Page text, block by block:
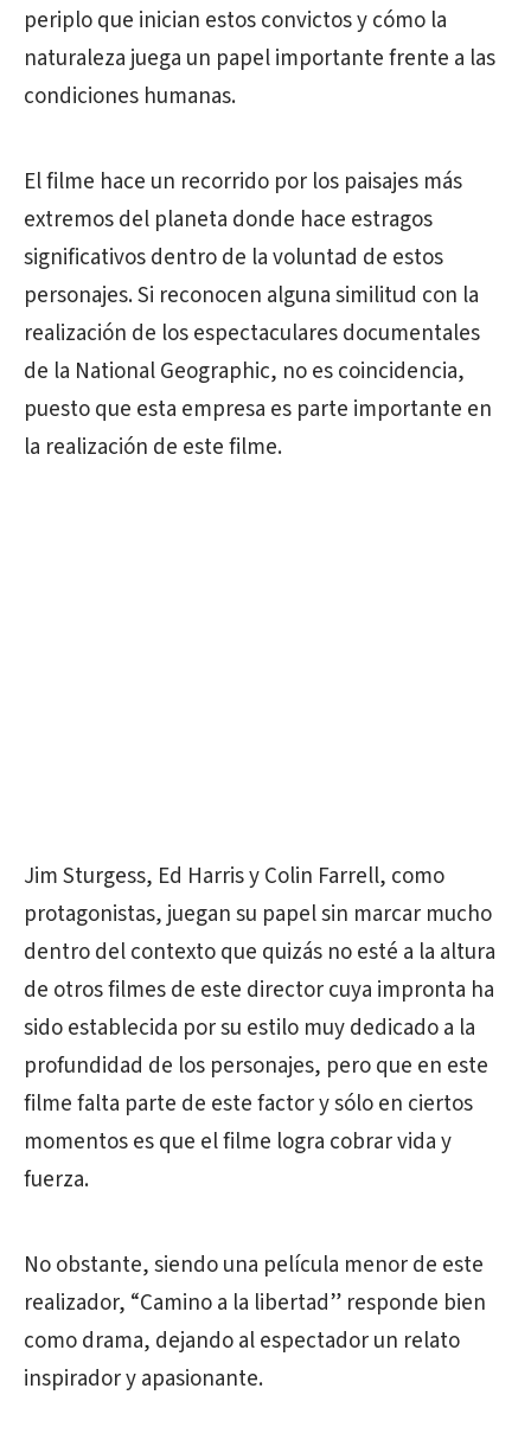
periplo que inician estos convictos y cómo la
naturaleza juega un papel importante frente a las
condiciones humanas.
El filme hace un recorrido por los paisajes más
extremos del planeta donde hace estragos
significativos dentro de la voluntad de estos
personajes. Si reconocen alguna similitud con la
realización de los espectaculares documentales
de la National Geographic, no es coincidencia,
puesto que esta empresa es parte importante en
la realización de este filme.
Jim Sturgess, Ed Harris y Colin Farrell, como
protagonistas, juegan su papel sin marcar mucho
dentro del contexto que quizás no esté a la altura
de otros filmes de este director cuya impronta ha
sido establecida por su estilo muy dedicado a la
profundidad de los personajes, pero que en este
filme falta parte de este factor y sólo en ciertos
momentos es que el filme logra cobrar vida y
fuerza.
No obstante, siendo una película menor de este
realizador, “Camino a la libertad” responde bien
como drama, dejando al espectador un relato
inspirador y apasionante.